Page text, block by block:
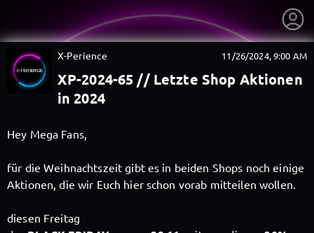
X-Perience 11/26/2024, 9:00 AM
XP-2024-65 // Letzte Shop Aktionen
in 2024
Hey Mega Fans,
für die Weihnachtszeit gibt es in beiden Shops noch einige
Aktionen, die wir Euch hier schon vorab mitteilen wollen.
diesen Freitag